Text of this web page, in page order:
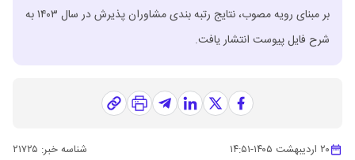
بر مبنای رویه مصوب، نتایج رتبه بندی مشاوران پذیرش در سال ۱۴۰۳ به
شرح فایل پیوست انتشار یافت.
۲۰ اردیبهشت ۱۴۰۵ -۱۴:۵۱ شناسه خبر: ۲۱۷۲۵